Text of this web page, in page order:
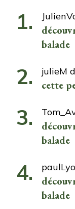
balade
julieM
cette
balade
balade